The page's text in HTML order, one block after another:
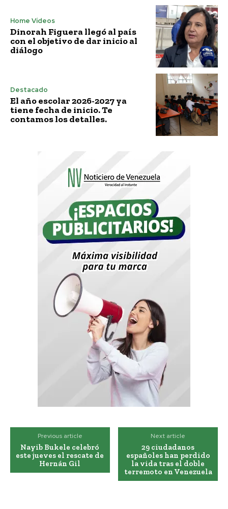
Home Vídeos
Dinorah Figuera llegó al país
con el objetivo de dar inicio al
diálogo
Destacado
El año escolar 2026-2027 ya
tiene fecha de inicio. Te
contamos los detalles.
Previous article
Nayib Bukele celebró
este jueves el rescate de
Hernán Gil
Next article
29 ciudadanos
españoles han perdido
la vida tras el doble
terremoto en Venezuela